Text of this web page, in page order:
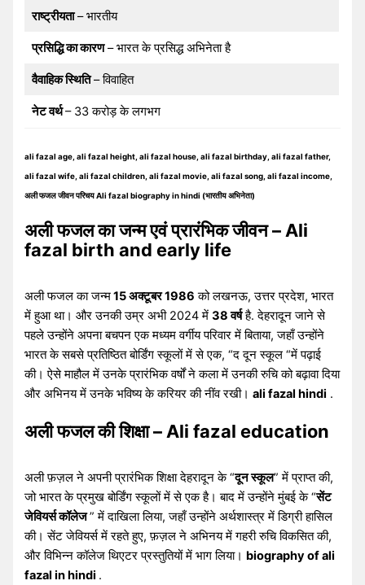
राष्ट्रीयता– भारतीय
प्रसिद्धि का कारण– भारत के प्रसिद्ध अभिनेता है
वैवाहिक स्थिति– विवाहित
नेट वर्थ– 33 करोड़ के लगभग
ali fazal age, ali fazal height, ali fazal house, ali fazal birthday, ali fazal father,
ali fazal wife, ali fazal children, ali fazal movie, ali fazal song, ali fazal income,
अली फजल जीवन परिचय Ali fazal biography in hindi (भारतीय अभिनेता)
अली फजल का जन्म एवं प्रारंभिक जीवन – Ali
fazal birth and early life
अली फजल का जन्म15 अक्टूबर 1986 को लखनऊ, उत्तर प्रदेश, भारत
में हुआ था। और उनकी उम्र अभी 2024 में38 वर्षहै. देहरादून जाने से
पहले उन्होंने अपना बचपन एक मध्यम वर्गीय परिवार में बिताया, जहाँ उन्होंने
भारत के सबसे प्रतिष्ठित बोर्डिंग स्कूलों में से एक, “द दून स्कूल “में पढ़ाई
की। ऐसे माहौल में उनके प्रारंभिक वर्षों ने कला में उनकी रुचि को बढ़ावा दिया
और अभिनय में उनके भविष्य के करियर की नींव रखी।ali fazal hindi .
अली फजल की शिक्षा – Ali fazal education
अली फ़ज़ल ने अपनी प्रारंभिक शिक्षा देहरादून के “दून स्कूल” में प्राप्त की,
जो भारत के प्रमुख बोर्डिंग स्कूलों में से एक है। बाद में उन्होंने मुंबई के “सेंट
जेवियर्स कॉलेज” में दाखिला लिया, जहाँ उन्होंने अर्थशास्त्र में डिग्री हासिल
की। ​​सेंट जेवियर्स में रहते हुए, फ़ज़ल ने अभिनय में गहरी रुचि विकसित की,
और विभिन्न कॉलेज थिएटर प्रस्तुतियों में भाग लिया। biography of ali
fazal in hindi .